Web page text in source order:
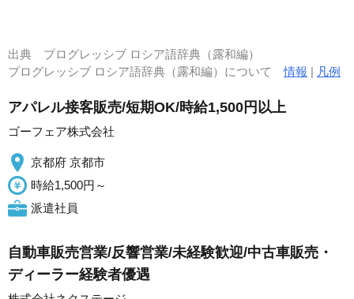
出典 プログレッシブ ロシア語辞典（露和編）
プログレッシブ ロシア語辞典（露和編）について情報 | 凡例
アパレル接客販売/短期OK/時給1,500円以上
ゴーフェア株式会社
京都府 京都市
時給1,500円～
派遣社員
自動車販売営業/反響営業/未経験歓迎/中古車販売・
ディーラー経験者優遇